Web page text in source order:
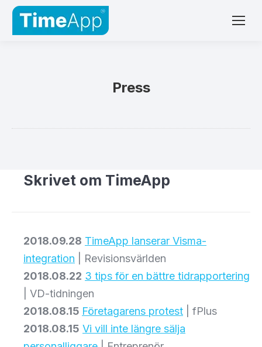
Press
Skrivet om TimeApp
2018.09.28 TimeApp lanserar Visma-
integration | Revisionsvärlden
2018.08.22 3 tips för en bättre tidrapportering
| VD-tidningen
2018.08.15 Företagarens protest | fPlus
2018.08.15 Vi vill inte längre sälja